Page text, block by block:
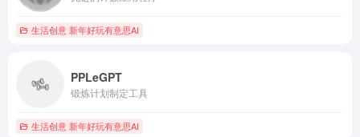
生活创意 新年好玩有意思AI
PPLeGPT
锻炼计划制定工具
生活创意 新年好玩有意思AI